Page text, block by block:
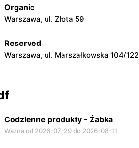
Żabka
Organic
Warszawa, ul. Złota 59
Reserved
Warszawa, ul. Marszałkowska 104/122
Codzienne produkty - Żabka
Ważna od 2026-07-29 do 2026-08-11